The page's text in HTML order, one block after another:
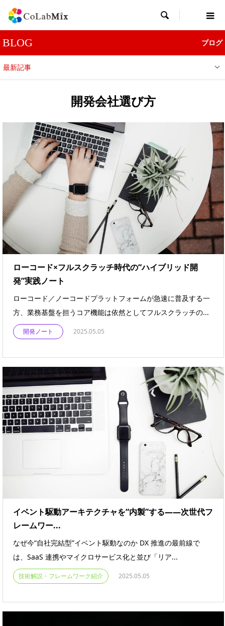

BLOG ブログ
最新記事
開発会社選び方
ローコード×フルスクラッチ時代の“ハイブリッド開
発”実践ノート
ローコード／ノーコードプラットフォームが急速に普及する一
方、業務基盤を担うコア機能は依然としてフルスクラッチの...
開発ノート 2025.05.05
イベント駆動アーキテクチャを“内製”する――次世代フ
レームワー...
なぜ今“自社完結型”イベント駆動なのか DX 推進の最前線で
は、SaaS 連携やマイクロサービス化と並び「リア...
技術解説・フレームワーク紹介 2025.05.05